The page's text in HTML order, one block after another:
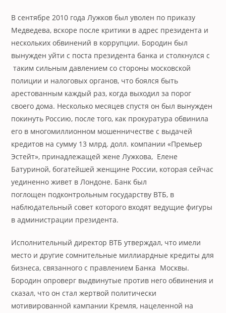
В сентябре 2010 года Лужков был уволен по приказу
Медведева, вскоре после критики в адрес президента и
нескольких обвинений в коррупции. Бородин был
вынужден уйти с поста президента банка и столкнулся с
таким сильным давлением со стороны московской
полиции и налоговых органов, что боялся быть
арестованным каждый раз, когда выходил за порог
своего дома. Несколько месяцев спустя он был вынужден
покинуть Россию, после того, как прокуратура обвинила
его в многомиллионном мошенничестве с выдачей
кредитов на сумму 13 млрд. долл. компании «Премьер
Эстейт», принадлежащей жене Лужкова, Елене
Батуриной, богатейшей женщине России, которая сейчас
уединенно живет в Лондоне. Банк был
поглощен подконтрольным государству ВТБ, в
наблюдательный совет которого входят ведущие фигуры
в администрации президента.
Исполнительный директор ВТБ утверждал, что имели
место и другие сомнительные миллиардные кредиты для
бизнеса, связанного с правлением Банка Москвы.
Бородин опроверг выдвинутые против него обвинения и
сказал, что он стал жертвой политически
мотивированной кампании Кремля, нацеленной на